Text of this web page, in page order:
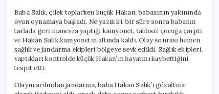
Baba Salık, çilek toplarken küçük Hakan, babasının yakınında
oyun oynamaya başladı. Ne yazık ki, bir süre sonra babanın
tarlada geri manevra yaptığı kamyonet, talihsiz çocuğa çarptı
ve Hakan Salık kamyonetin altında kaldı. Olay sonrası hemen
sağlık ve jandarma ekipleri bölgeye sevk edildi. Sağlık ekipleri,
yaptıkları kontrolde küçük Hakan’ın hayatını kaybettiğini
tespit etti.
Olayın ardından jandarma, baba Hakan Salık’ı gözaltına